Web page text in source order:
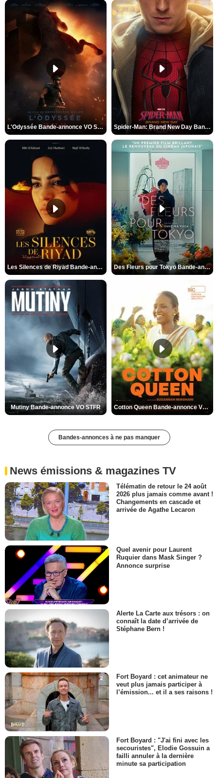
L'Odyssée Bande-annonce VO STFR Spider-Man: Brand New Day Bande-annonce VO STFR
Les Silences de Riyad Bande-annonce VO STFR Des Fleurs pour Tokyo Bande-annonce VO STFR
Mutiny Bande-annonce VO STFR Cotton Queen Bande-annonce VO STFR
Bandes-annonces à ne pas manquer
News émissions & magazines TV
Télématin de retour le 24 août
2026 plus jamais comme avant !
Changements en cascade et
arrivée de Agathe Lecaron
Quel avenir pour Laurent
Ruquier dans Mask Singer ?
Annonce surprise
Alerte La Carte aux trésors : on
connaît la date d’arrivée de
Stéphane Bern !
Fort Boyard : cet animateur ne
veut plus jamais participer à
l’émission... et il a ses raisons !
Fort Boyard : "J'ai fini avec les
secouristes", Elodie Gossuin a
failli annuler à la dernière
minute sa participation